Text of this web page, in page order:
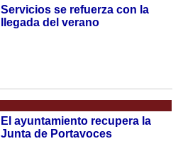
Servicios se refuerza con la
llegada del verano
El ayuntamiento recupera la
Junta de Portavoces